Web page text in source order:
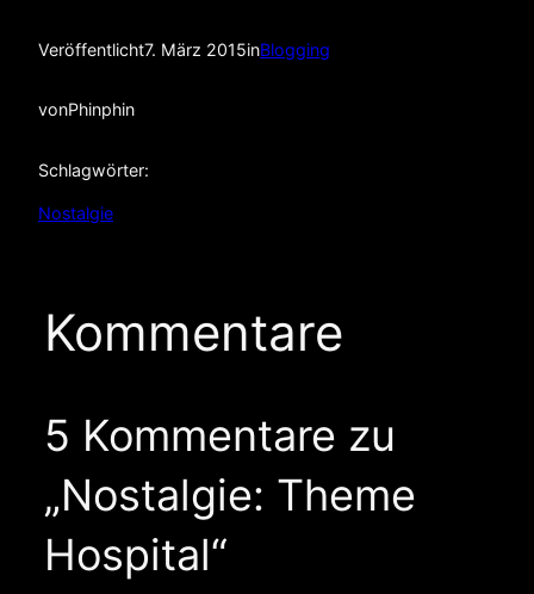
Veröffentlicht7. März 2015inBlogging
vonPhinphin
Schlagwörter:
Nostalgie
Kommentare
5 Kommentare zu
„Nostalgie: Theme
Hospital“